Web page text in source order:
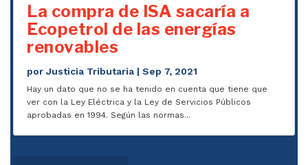
La compra de ISA sacaría a
Ecopetrol de las energías
renovables
porJusticia Tributaria |Sep 7, 2021
Hay un dato que no se ha tenido en cuenta que tiene que
ver con la Ley Eléctrica y la Ley de Servicios Públicos
aprobadas en 1994. Según las normas...